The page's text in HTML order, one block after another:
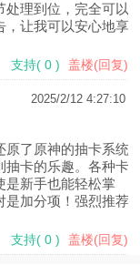
处理到位，完全可以
，让我可以安心地享
支持(0 ) 盖楼(回复)
2025/2/12 4:27:10
原了原神的抽卡系统
抽卡的乐趣。各种卡
是新手也能轻松掌
是加分项！强烈推荐
支持(0 ) 盖楼(回复)